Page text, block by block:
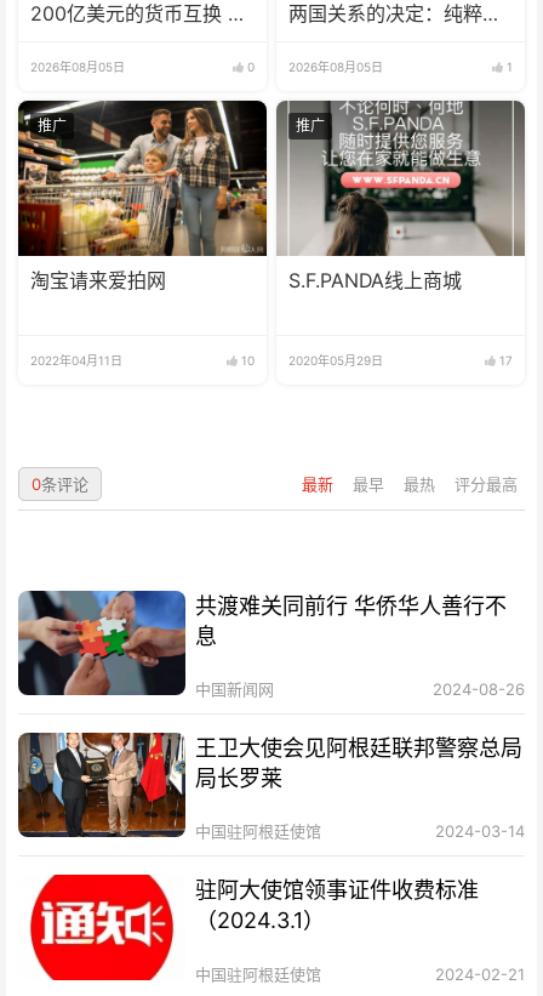
200亿美元的货币互换 有
2026年08月05日 0
两国关系的决定：纯粹意
2026年08月05日 1
推广
淘宝请来爱拍网
2022年04月11日 10
推广
S.F.PANDA线上商城
2020年05月29日 17
最新 最早 最热 评分最高
0条评论
共渡难关同前行 华侨华人善行不
息
中国新闻网 2024-08-26
王卫大使会见阿根廷联邦警察总局
局长罗莱
中国驻阿根廷使馆 2024-03-14
驻阿大使馆领事证件收费标准
（2024.3.1）
中国驻阿根廷使馆 2024-02-21